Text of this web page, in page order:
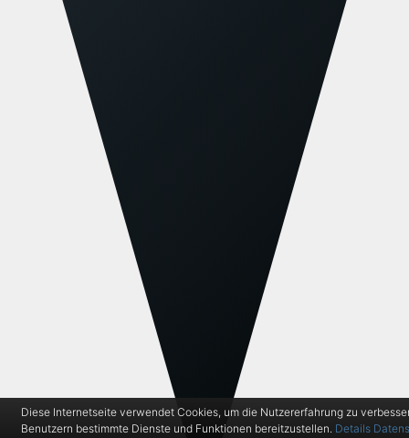
Diese Internetseite verwendet Cookies, um die Nutzererfahrung zu
Benutzern bestimmte Dienste und Funktionen bereitzustellen. Details